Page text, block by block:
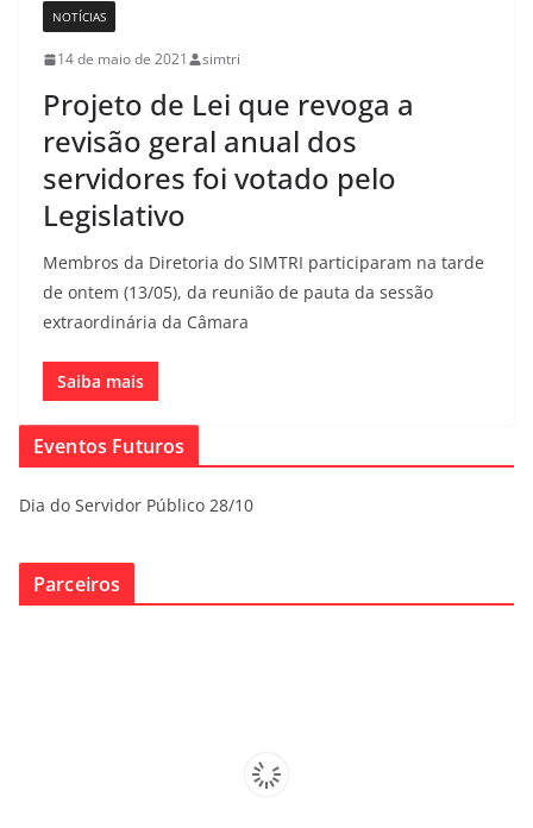
NOTÍCIAS
14 de maio de 2021 simtri
Projeto de Lei que revoga a
revisão geral anual dos
servidores foi votado pelo
Legislativo
Membros da Diretoria do SIMTRI participaram na tarde
de ontem (13/05), da reunião de pauta da sessão
extraordinária da Câmara
Saiba mais
Eventos Futuros
Dia do Servidor Público 28/10
Parceiros